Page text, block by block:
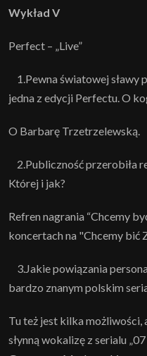
Wykład V
Perfect – „Live”
1.Pewna światowej sławy
jedna z edycji Perfectu. O
O Barbarę Trzetrzelewską.
2.Publiczność przerobiła
Której i jak?
Refren nagrania “Chcemy
koncertach na "Chcemy bić
3.Jakie powiązania
bardzo znanym polskim
Tu też jest kilka możliwości,
słynną wokalizę z serialu